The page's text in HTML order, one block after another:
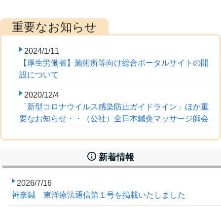
2024/1/11
【厚生労働省】施術所等向け総合ポータルサイトの開
設について
2020/12/4
「新型コロナウイルス感染防止ガイドライン」ほか重
要なお知らせ・・（公社）全日本鍼灸マッサージ師会
新着情報
2026/7/16
神奈鍼 東洋療法通信第１号を掲載いたしました